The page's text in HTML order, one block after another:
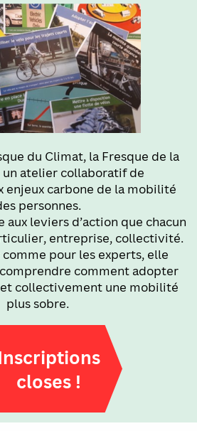
du Climat, la Fresque de la
atelier collaboratif de
enjeux carbone de la mobilité
personnes.
leviers d’action que chacun
entreprise, collectivité.
pour les experts, elle
comment adopter
collectivement une mobilité
plus sobre.
closes !